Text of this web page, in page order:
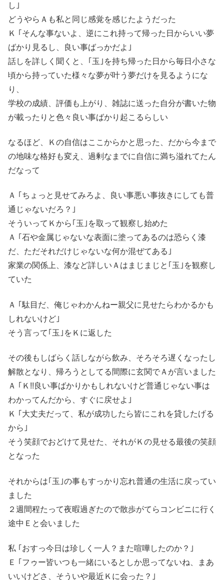
し｣
どうやらＡも私と同じ感覚を感じたようだった
Ｋ ｢そんな事ないよ、逆にこれ持って帰った日からいい夢
ばかり見るし、良い事ばっかだよ｣
話しを詳しく聞くと、｢玉｣を持ち帰った日から毎日小さな
頃から持っていた様々な夢が叶う夢だけを見るようにな
り、
学校の成績、評価も上がり、雑誌に送った自分が書いた物
が載ったりと色々良い事ばかり起こるらしい
なるほど、Ｋの自信はここからかと思った、だから今まで
の地味な格好も変え、過剰なまでに自信に満ち溢れてたん
だなって
Ａ ｢ちょっと見せてみろよ、良い事悪い事抜きにしても普
通じゃないだろ？｣
そういってＫから｢玉｣を取って観察し始めた
Ａ ｢石や金属じゃないな表面に塗ってあるのは恐らく漆
だ、ただそれだけじゃないな何か混ぜてある｣
家業の関係上、漆など詳しいＡはまじまじと｢玉｣を観察し
ていた
Ａ ｢駄目だ、俺じゃわかんねー親父に見せたらわかるかも
しれないけど｣
そう言って｢玉｣をＫに返した
その後もしばらく話しながら飲み、そろそろ遅くなったし
解散となり、帰ろうとしてる間際に玄関でＡが言いました
Ａ ｢Ｋ!!良い事ばかりかもしれないけど普通じゃない事は
わかってんだから、すぐに戻せよ｣
Ｋ ｢大丈夫だって、私が成功したら皆にこれを貸したげる
から｣
そう笑顔でおどけて見せた、それがＫの見せる最後の笑顔
となった
それからは｢玉｣の事もすっかり忘れ普通の生活に戻ってい
ました
２週間程たって夜暇過ぎたので散歩がてらコンビニに行く
途中Ｅと会いました
私 ｢おすっ今日は珍しく一人？また喧嘩したのか？｣
Ｅ ｢フゥー皆いつも一緒にいるとしか思ってないね、まあ
いいけどさ、そういや最近Ｋに会った？｣